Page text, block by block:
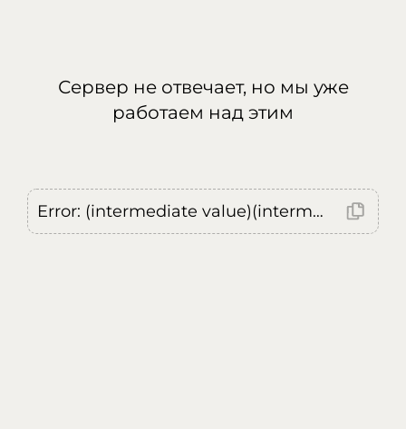
Сервер не отвечает, но мы уже
работаем над этим
Error: (intermediate value)(intermediate value)(intermediate value).replaceAll is not a function